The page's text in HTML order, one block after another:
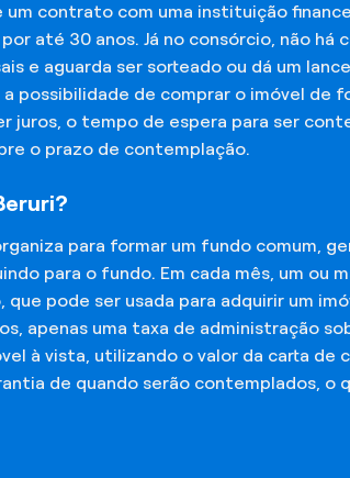
contrato com uma instituição
até 30 anos. Já no consórcio, não há
e aguarda ser sorteado ou dá um
possibilidade de comprar o imóvel de
juros, o tempo de espera para ser
o prazo de contemplação.
para formar um fundo comum,
para o fundo. Em cada mês, um ou
pode ser usada para adquirir um
apenas uma taxa de administração
à vista, utilizando o valor da carta
de quando serão contemplados, o